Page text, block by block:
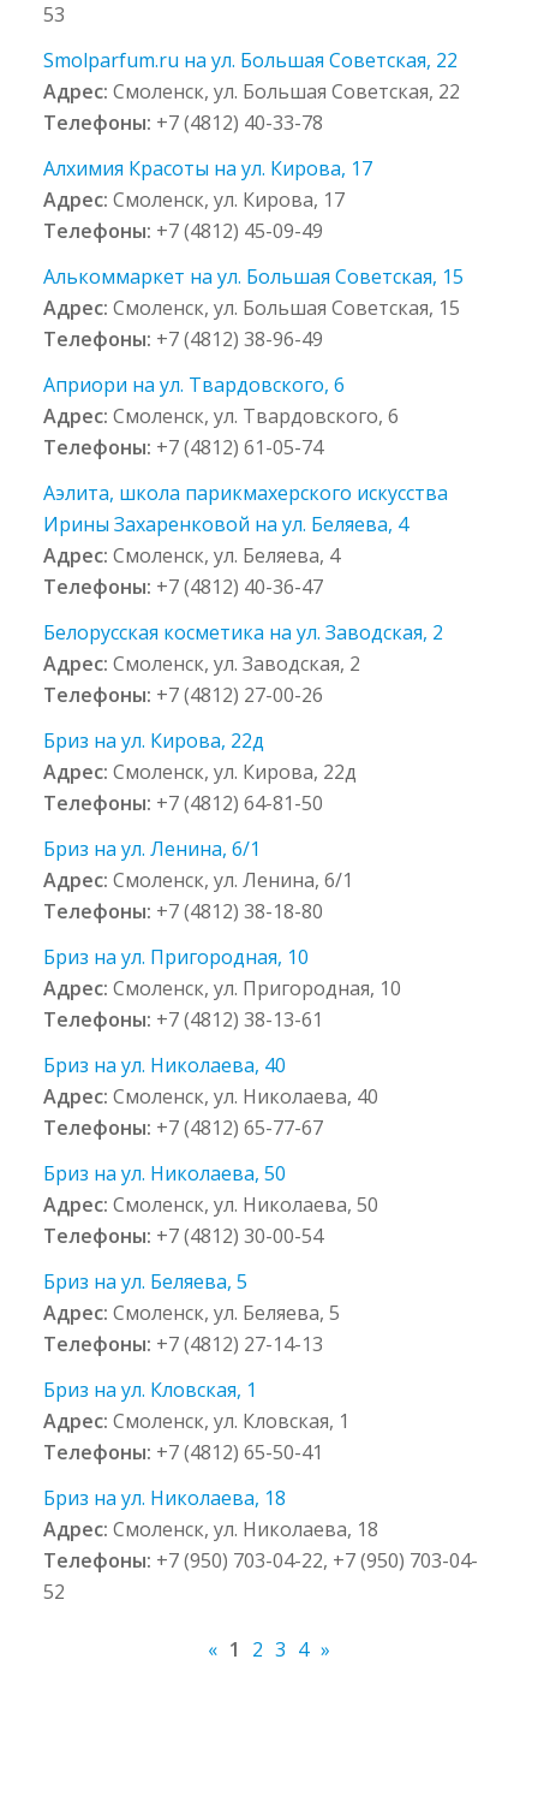
53
Smolparfum.ru на ул. Большая Советская, 22
Адрес:Смоленск, ул. Большая Советская, 22
Телефоны: +7 (4812) 40-33-78
Алхимия Красоты на ул. Кирова, 17
Адрес:Смоленск, ул. Кирова, 17
Телефоны: +7 (4812) 45-09-49
Алькоммаркет на ул. Большая Советская, 15
Адрес:Смоленск, ул. Большая Советская, 15
Телефоны: +7 (4812) 38-96-49
Априори на ул. Твардовского, 6
Адрес:Смоленск, ул. Твардовского, 6
Телефоны: +7 (4812) 61-05-74
Аэлита, школа парикмахерского искусства
Ирины Захаренковой на ул. Беляева, 4
Адрес:Смоленск, ул. Беляева, 4
Телефоны: +7 (4812) 40-36-47
Белорусская косметика на ул. Заводская, 2
Адрес:Смоленск, ул. Заводская, 2
Телефоны: +7 (4812) 27-00-26
Бриз на ул. Кирова, 22д
Адрес:Смоленск, ул. Кирова, 22д
Телефоны: +7 (4812) 64-81-50
Бриз на ул. Ленина, 6/1
Адрес:Смоленск, ул. Ленина, 6/1
Телефоны: +7 (4812) 38-18-80
Бриз на ул. Пригородная, 10
Адрес:Смоленск, ул. Пригородная, 10
Телефоны: +7 (4812) 38-13-61
Бриз на ул. Николаева, 40
Адрес:Смоленск, ул. Николаева, 40
Телефоны: +7 (4812) 65-77-67
Бриз на ул. Николаева, 50
Адрес:Смоленск, ул. Николаева, 50
Телефоны: +7 (4812) 30-00-54
Бриз на ул. Беляева, 5
Адрес:Смоленск, ул. Беляева, 5
Телефоны: +7 (4812) 27-14-13
Бриз на ул. Кловская, 1
Адрес:Смоленск, ул. Кловская, 1
Телефоны: +7 (4812) 65-50-41
Бриз на ул. Николаева, 18
Адрес:Смоленск, ул. Николаева, 18
Телефоны: +7 (950) 703-04-22, +7 (950) 703-04-
52
« 1 2 3 4 »